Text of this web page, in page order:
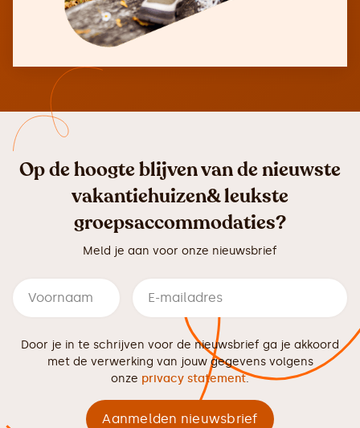
Op de hoogte blijven van de nieuwste
vakantiehuizen& leukste
groepsaccommodaties?
Meld je aan voor onze nieuwsbrief
Door je in te schrijven voor de nieuwsbrief ga je akkoord
met de verwerking van jouw gegevens volgens
onze privacy statement.